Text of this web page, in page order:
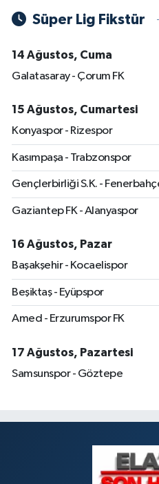
Süper Lig Fikstür
14 Ağustos, Cuma
Galatasaray - Çorum FK
15 Ağustos, Cumartesi
Konyaspor - Rizespor
Kasımpaşa - Trabzonspor
Gençlerbirliği S.K. -
Gaziantep FK - Alanyaspor
16 Ağustos, Pazar
Başakşehir - Kocaelispor
Beşiktaş - Eyüpspor
Amed - Erzurumspor FK
17 Ağustos, Pazartesi
Samsunspor - Göztepe